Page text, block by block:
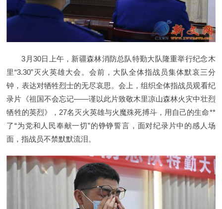
3月30日上午，新疆森林消防总队特勤大队隆重举行纪念木
里“3.30”灭火英雄大会。会前，大队全体指战员集体默哀三分
钟，表达对牺牲烈士的无尽哀思。会上，组织全体指战员观看纪
录片《祖国不会忘记——谨以此片致敬木里凉山森林火灾中壮烈
牺牲的英烈》，27名灭火英雄与火魔殊死搏斗，用自己的生命**
了“为党和人民奉献一切”的铮铮誓言，面对纪录片中的感人场
面，指战员不禁默默流泪。